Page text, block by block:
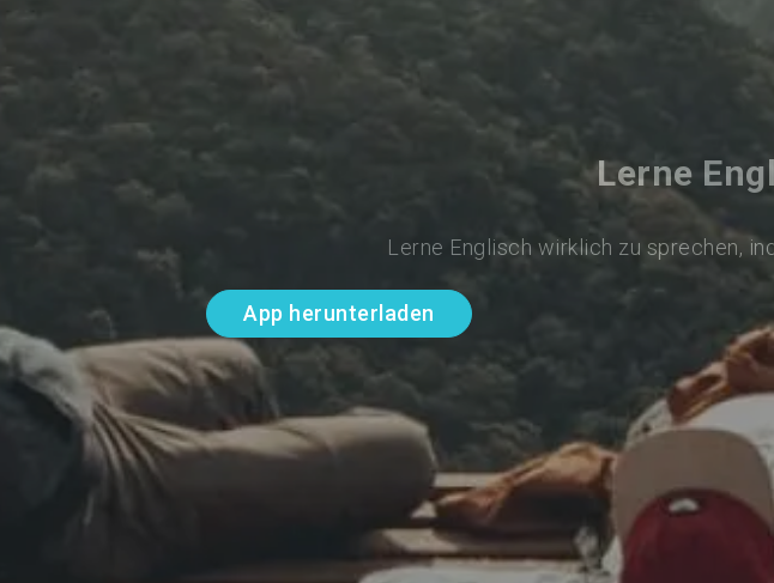
Lerne
Lerne Englisch wirklich zu sprechen,
App herunterladen